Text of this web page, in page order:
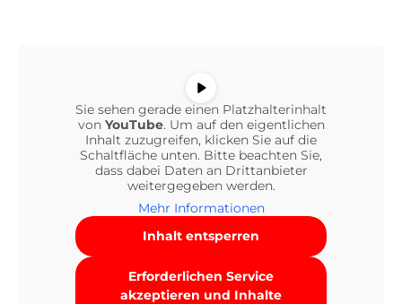
Sie sehen gerade einen Platzhalterinhalt
von YouTube. Um auf den eigentlichen
Inhalt zuzugreifen, klicken Sie auf die
Schaltfläche unten. Bitte beachten Sie,
dass dabei Daten an Drittanbieter
weitergegeben werden.
Mehr Informationen
Inhalt entsperren
Erforderlichen Service
akzeptieren und Inhalte